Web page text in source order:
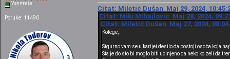
Van mreže
Poruke: 11490
Citat: Miletić Dušan Maj 29, 2024,
Citat: Miki Mihajlovic Maj 28, 2024,
Citat: Miletić Dušan Maj 27, 2024,
Kolege,
Sigurno vam se u karijei desilo da postoji osoba koja
Sta je do sto bi moglo biti ucinjeno da neko ko zeli da